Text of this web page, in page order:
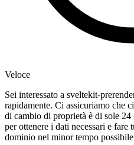
Veloce
Sei interessato a sveltekit-
rapidamente. Ci assicuriamo che
di cambio di proprietà è di sole
per ottenere i dati necessari e
dominio nel minor tempo